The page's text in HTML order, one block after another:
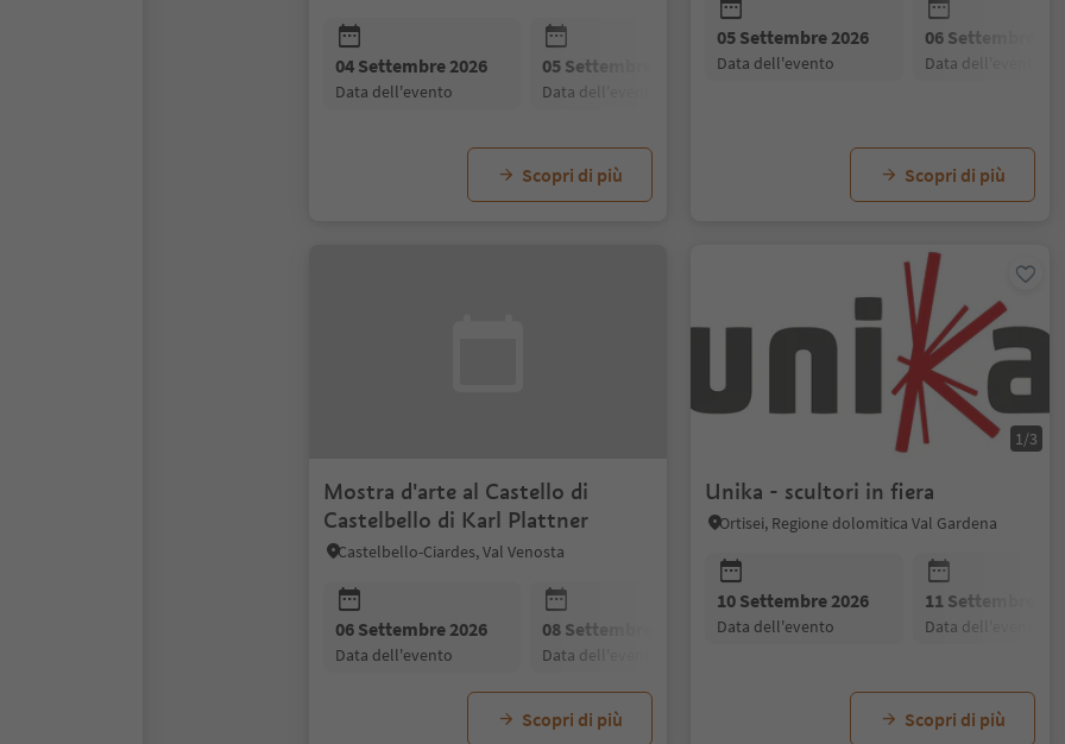
04 Settembre 2026
data dell'evento
05 Settembre 2026
data dell'evento
Scopri di più
05 Settembre 2026
data dell'evento
06 Settembre 2026
data dell'evento
Scopri di più
Mostra d'arte al Castello di
Castelbello di Karl Plattner
Castelbello-Ciardes, Val Venosta
06 Settembre 2026
data dell'evento
08 Settembre 2026
data dell'evento
09 Settembre 2026 10
Scopri di più
1/3
Unika - scultori in fiera
Ortisei, Regione dolomitica Val Gardena
10 Settembre 2026
data dell'evento
11 Settembre 2026
data dell'evento
Scopri di più